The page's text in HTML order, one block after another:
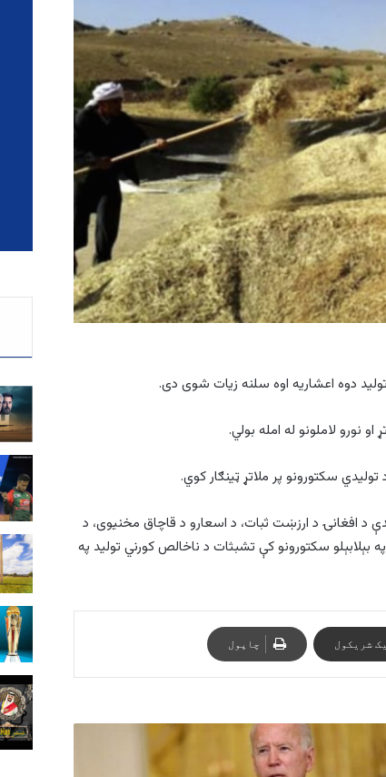
دوه اعشاریه اوه سلنه زیات شوی دی.
نورو لاملونو له امله بولي.
سکتورونو پر ملاتړ ټینګار کوي.
د افغانۍ د ارزښت ثبات، د اسعارو د قاچاق مخنیوی، د
په بېلابېلو سکتورونو کې تشبثات د ناخالص کورني تولید په
شریکول چاپول